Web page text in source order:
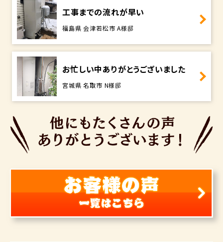
工事までの流れが早い
福島県 会津若松市 A様邸
お忙しい中ありがとうございました
宮城県 名取市 N様邸